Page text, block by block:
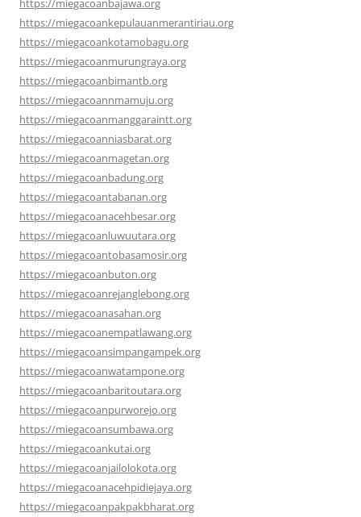
https://miegacoanbajawa.org
https://miegacoankepulauanmerantiriau.org
https://miegacoankotamobagu.org
https://miegacoanmurungraya.org
https://miegacoanbimantb.org
https://miegacoannmamuju.org
https://miegacoanmanggaraintt.org
https://miegacoanniasbarat.org
https://miegacoanmagetan.org
https://miegacoanbadung.org
https://miegacoantabanan.org
https://miegacoanacehbesar.org
https://miegacoanluwuutara.org
https://miegacoantobasamosir.org
https://miegacoanbuton.org
https://miegacoanrejanglebong.org
https://miegacoanasahan.org
https://miegacoanempatlawang.org
https://miegacoansimpangampek.org
https://miegacoanwatampone.org
https://miegacoanbaritoutara.org
https://miegacoanpurworejo.org
https://miegacoansumbawa.org
https://miegacoankutai.org
https://miegacoanjailolokota.org
https://miegacoanacehpidiejaya.org
https://miegacoanpakpakbharat.org